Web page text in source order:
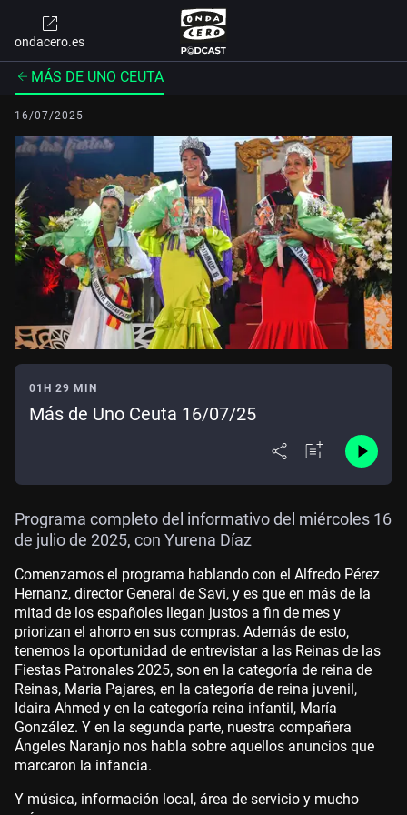
ondacero.es
MÁS DE UNO CEUTA
16/07/2025
01H 29 MIN
Más de Uno Ceuta 16/07/25
Programa completo del informativo del miércoles 16
de julio de 2025, con Yurena Díaz
Comenzamos el programa hablando con el Alfredo Pérez
Hernanz, director General de Savi, y es que en más de la
mitad de los españoles llegan justos a fin de mes y
priorizan el ahorro en sus compras. Además de esto,
tenemos la oportunidad de entrevistar a las Reinas de las
Fiestas Patronales 2025, son en la categoría de reina de
Reinas, Maria Pajares, en la categoría de reina juvenil,
Idaira Ahmed y en la categoría reina infantil, María
González. Y en la segunda parte, nuestra compañera
Ángeles Naranjo nos habla sobre aquellos anuncios que
marcaron la infancia.
Y música, información local, área de servicio y mucho